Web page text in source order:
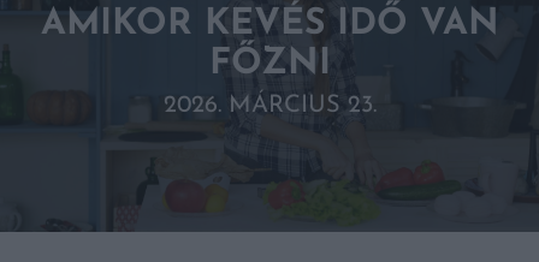
AMIKOR KEVÉS IDŐ VAN
FŐZNI
2026. MÁRCIUS 23.